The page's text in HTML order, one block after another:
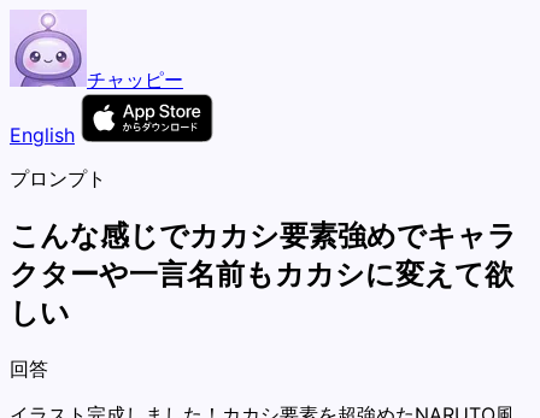
チャッピー
English
プロンプト
こんな感じでカカシ要素強めでキャラ
クターや一言名前もカカシに変えて欲
しい
回答